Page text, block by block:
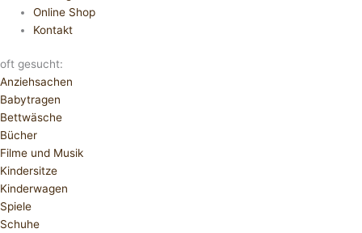
Online Shop
Kontakt
oft gesucht:
Anziehsachen
Babytragen
Bettwäsche
Bücher
Filme und Musik
Kindersitze
Kinderwagen
Spiele
Schuhe